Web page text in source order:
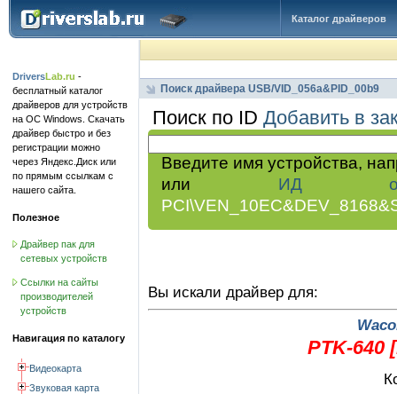
Каталог драйверов
DriversLab.ru -
бесплатный каталог
драйверов для устройств
на ОС Windows. Скачать
драйвер быстро и без
регистрации можно
через Яндекс.Диск или
по прямым ссылкам с
нашего сайта.
Полезное
Драйвер пак для
сетевых устройств
Ссылки на сайты
производителей
устройств
Навигация по каталогу
Видеокарта
Звуковая карта
Поиск драйвера USB/VID_056a&PID_00b9
Поиск по ID Добавить в
Введите имя устройства,
или ИД
Вы искали драйвер для:
PTK-640